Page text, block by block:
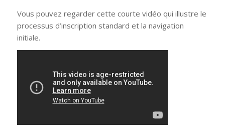
Vous pouvez regarder cette courte vidéo qui illustre le
processus d’inscription standard et la navigation
initiale.